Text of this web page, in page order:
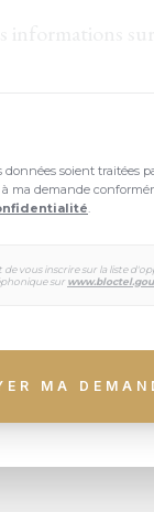
données soient traitées
à ma demande
.
de vous inscrire sur la liste
sur
MA